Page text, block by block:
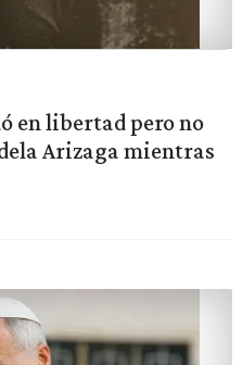
en libertad pero no
Arizaga mientras